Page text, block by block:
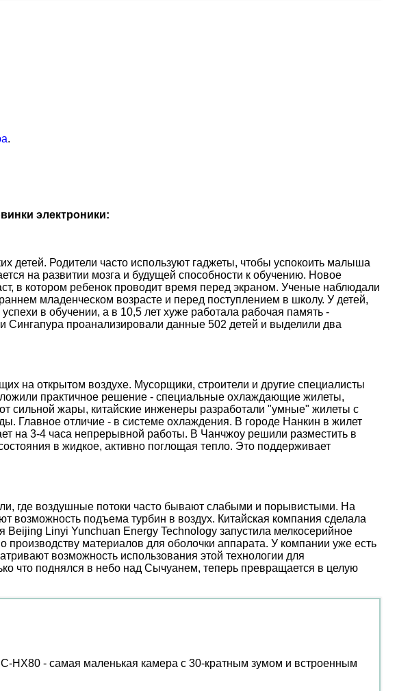
.
электроники:
Родители часто используют гаджеты, чтобы успокоить малыша
на развитии мозга и будущей способности к обучению. Новое
в котором ребенок проводит время перед экраном. Ученые наблюдали
младенческом возрасте и перед поступлением в школу. У детей,
в обучении, а в 10,5 лет хуже работала рабочая память -
Сингапура проанализировали данные 502 детей и выделили два
на открытом воздухе. Мусорщики, строители и другие специалисты
практичное решение - специальные охлаждающие жилеты,
сильной жары, китайские инженеры разработали "умные" жилеты с
Главное отличие - в системе охлаждения. В городе Нанкин в жилет
на 3-4 часа непрерывной работы. В Чанчжоу решили разместить в
в жидкое, активно поглощая тепло. Это поддерживает
где воздушные потоки часто бывают слабыми и порывистыми. На
подъема турбин в воздух. Китайская компания сделала
Linyi Yunchuan Energy Technology запустила мелкосерийное
материалов для оболочки аппарата. У компании уже есть
возможность использования этой технологии для
что поднялся в небо над Сычуанем, теперь превращается в целую
HX80 - самая маленькая камера с 30-кратным зумом и встроенным